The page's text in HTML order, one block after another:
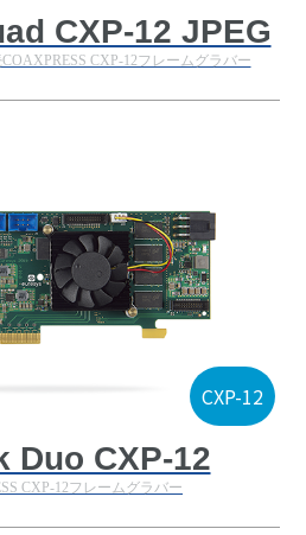
CXP-12 JPEG
CXP-12フレームグラバー
CXP-12
Duo CXP-12
CXP-12フレームグラバー